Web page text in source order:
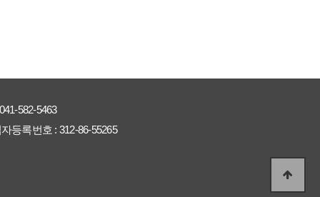
041-582-5463
등록번호 : 312-86-55265